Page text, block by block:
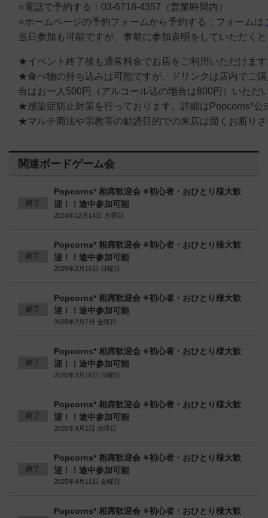
⭐️電話で予約する：03-6718-4357（営業時間内）
⭐️ホームページの予約フォームから予約する：フォームは
当日参加も可能ですが、事前に参加表明をしていただく
★イベント終了後も通常料金でお店をご利用いただけま
★食べ物の持ち込みは可能ですが、ドリンクは店内でご
合はお一人500円（アルコール込の場合は800円）いただ
★感染症防止対策を行っております。詳細はPopcorns*公
★マルチ商法や宗教等の勧誘目的での来店は固くお断り
関連ボードゲーム会
終了
Popcorns* 相席歓迎会 ※初心者・おひとり様大歓
迎！！途中参加可能
2024年12月14日 土曜日
終了
Popcorns* 相席歓迎会 ※初心者・おひとり様大歓
迎！！途中参加可能
2025年2月16日 日曜日
終了
Popcorns* 相席歓迎会 ※初心者・おひとり様大歓
迎！！途中参加可能
2025年2月7日 金曜日
終了
Popcorns* 相席歓迎会 ※初心者・おひとり様大歓
迎！！途中参加可能
2025年3月16日 日曜日
終了
Popcorns* 相席歓迎会 ※初心者・おひとり様大歓
迎！！途中参加可能
2025年4月2日 水曜日
終了
Popcorns* 相席歓迎会 ※初心者・おひとり様大歓
迎！！途中参加可能
2025年4月11日 金曜日
Popcorns* 相席歓迎会 ※初心者・おひとり様大歓